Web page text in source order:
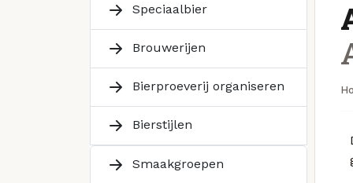
Speciaalbier
Brouwerijen
Bierproeverij organiseren
Bierstijlen
Smaakgroepen